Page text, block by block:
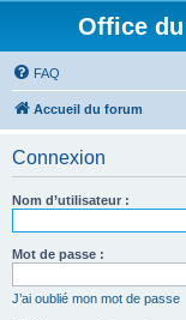
Office
FAQ
Accueil du forum
Connexion
Nom d’utilisateur :
Mot de passe :
J’ai oublié mon mot de passe